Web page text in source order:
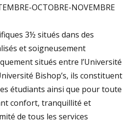
OCTOBRE-NOVEMBRE
3½ situés dans des
et soigneusement
situés entre l’Université
Bishop’s, ils constituent
étudiants ainsi que pour toute
confort, tranquillité et
de tous les services